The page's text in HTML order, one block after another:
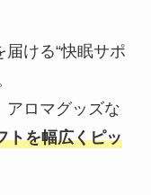
ける“快眠サポ
アロマグッズな
トを幅広くピッ